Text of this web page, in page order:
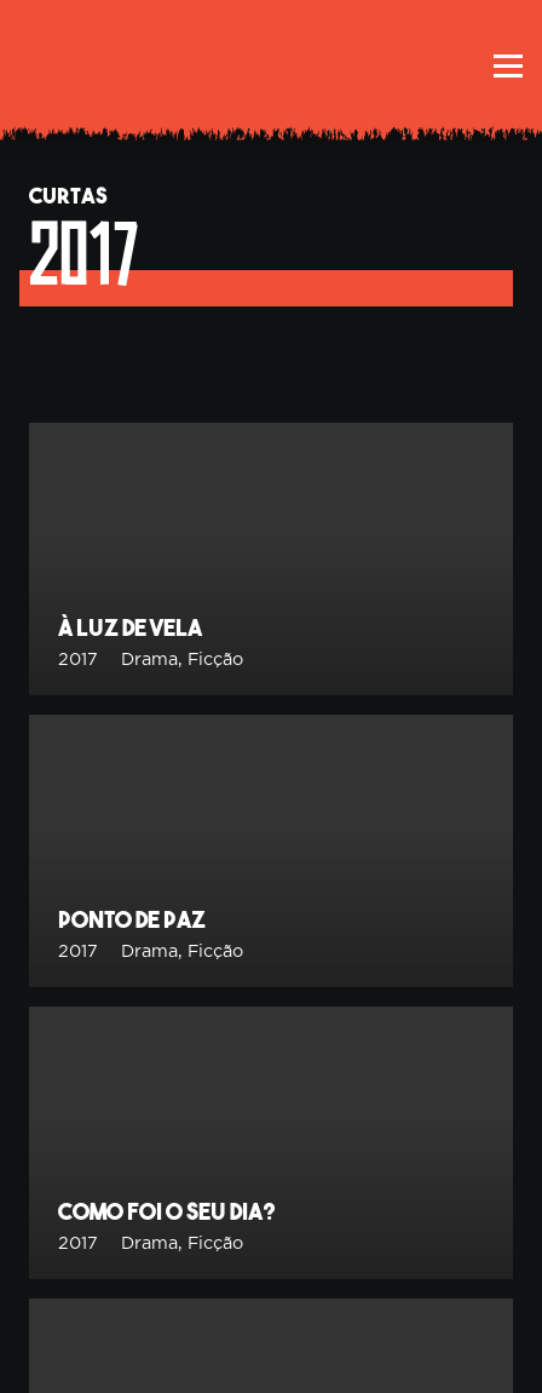
CURTAS
2017
À Luz de Vela
2017 Drama, Ficção
Ponto de Paz
2017 Drama, Ficção
Como foi o seu dia?
2017 Drama, Ficção